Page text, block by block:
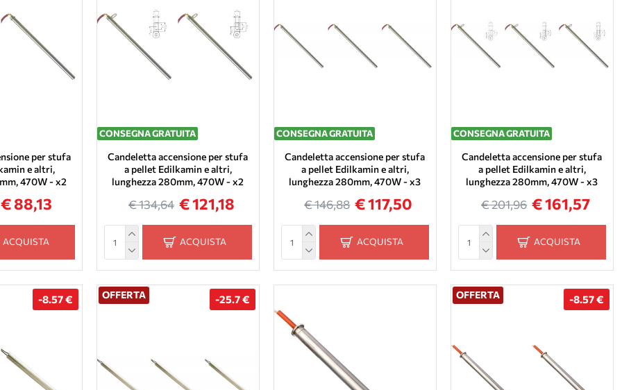
per stufa
e altri,
470W - x2
€ 88,13
ACQUISTA
CONSEGNA GRATUITA
Candeletta accensione per stufa
a pellet Edilkamin e altri,
lunghezza 280mm, 470W - x2
€ 121,18
€ 134,64
ACQUISTA
CONSEGNA GRATUITA
Candeletta accensione per stufa
a pellet Edilkamin e altri,
lunghezza 280mm, 470W - x3
€ 117,50
€ 146,88
ACQUISTA
CONSEGNA GRATUITA
Candeletta accensione per stufa
a pellet Edilkamin e altri,
lunghezza 280mm, 470W - x3
€ 161,57
€ 201,96
ACQUISTA
-8.57 € OFFERTA -25.7 € OFFERTA -8.57 €